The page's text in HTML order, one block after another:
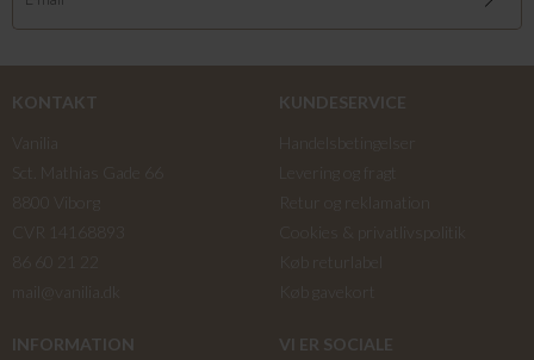
KONTAKT
KUNDESERVICE
INFORMATION VI ER SOCIALE